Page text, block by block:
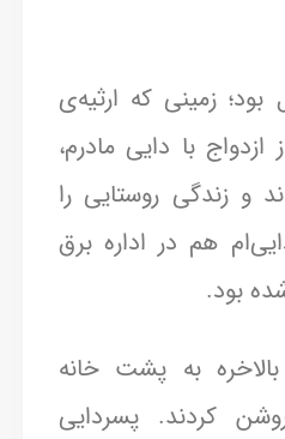
زمینی که ارثیه‌ی
با دایی مادرم،
و زندگی روستایی را
هم در اداره برق
بود.
به پشت خانه
کردند. پسردایی